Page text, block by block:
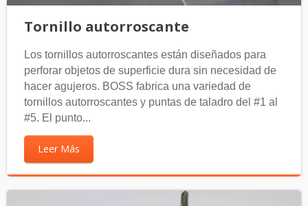
Tornillo autorroscante
Los tornillos autorroscantes están diseñados para
perforar objetos de superficie dura sin necesidad de
hacer agujeros. BOSS fabrica una variedad de
tornillos autorroscantes y puntas de taladro del #1 al
#5. El punto...
Leer Más